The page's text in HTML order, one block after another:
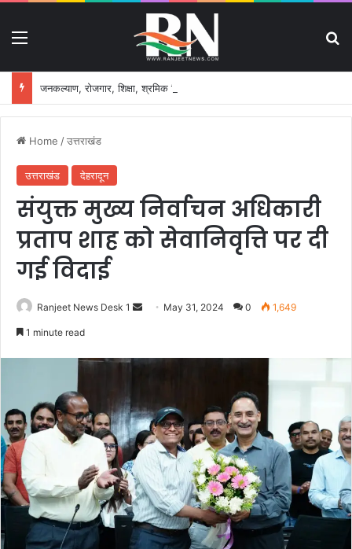
Home /उत्तराखंड
उत्तराखंड देहरादून
संयुक्त मुख्य निर्वाचन अधिकारी
प्रताप शाह को सेवानिवृत्ति पर दी
गई विदाई
Ranjeet News Desk 1
d
e
m
l
May 31, 2024 0 1,649
1 minute read